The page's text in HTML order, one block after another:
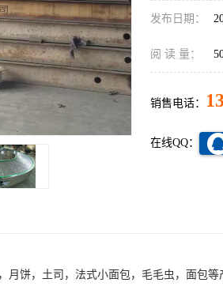
发布日期：
阅 读 量：
销售电话：
在线QQ：
月饼，土司，法式小面包，毛毛虫，面包